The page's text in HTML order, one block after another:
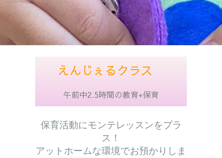
えんじぇるクラス
午前中2.5時間の教育+保育
保育活動にモンテレッスンをプラ
ス！
アットホームな環境でお預かりしま